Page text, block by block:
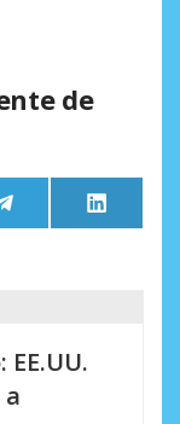
de
Compartir
en
Telegram
en
LinkedIn